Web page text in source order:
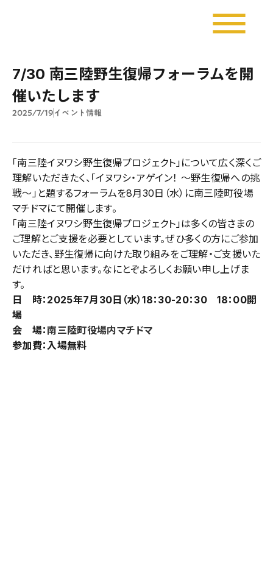
dehaze
2025/7/19イベント情報
7/30 南三陸野生復帰フォーラムを開
催いたします
「南三陸イヌワシ野生復帰プロジェクト」について広く深くご
理解いただきたく、「イヌワシ・アゲイン！ ～野生復帰への挑
戦～」と題するフォーラムを8月30日（水）に南三陸町役場
マチドマにて開催します。
「南三陸イヌワシ野生復帰プロジェクト」は多くの皆さまの
ご理解とご支援を必要としています。ぜひ多くの方にご参加
いただき、野生復帰に向けた取り組みをご理解・ご支援いた
だければと思います。なにとぞよろしくお願い申し上げま
す。
日 時：2025年7月30日（水）18：30-20：30 18：00開
場
会 場：南三陸町役場内マチドマ
参加費：入場無料